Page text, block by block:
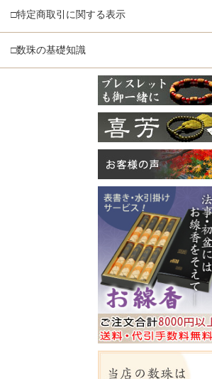
□特定商取引に関する表示
□数珠の基礎知識